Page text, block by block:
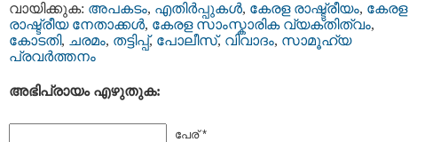
വായിക്കുക: അപകടം, എതിര്‍പ്പുകള്‍, കേരള രാഷ്ട്രീയം, കേരള
രാഷ്ട്രീയ നേതാക്കള്‍, കേരള സാംസ്കാരിക വ്യക്തിത്വം,
കോടതി, ചരമം, തട്ടിപ്പ്‌, പോലീസ്‌, വിവാദം, സാമൂഹ്യ
പ്രവര്‍ത്തനം
അഭിപ്രായം എഴുതുക:
പേര് *